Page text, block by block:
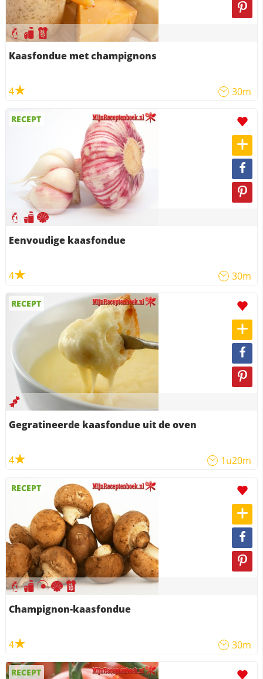
Kaasfondue met champignons
4 30m
RECEPT
Eenvoudige kaasfondue
4 30m
RECEPT
Gegratineerde kaasfondue uit de oven
4 1u20m
RECEPT
Champignon-kaasfondue
4 30m
RECEPT